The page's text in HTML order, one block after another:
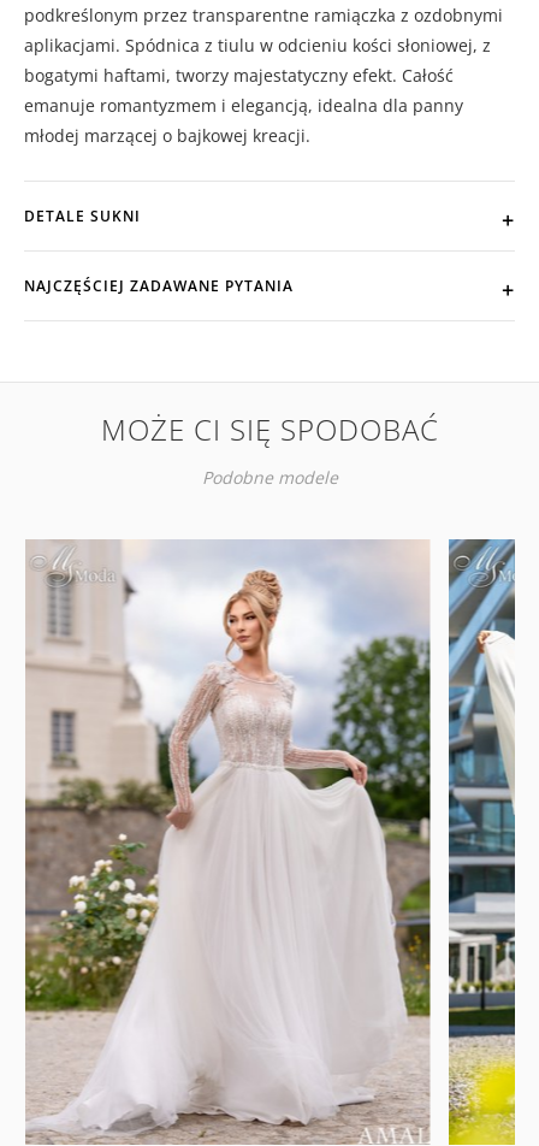
podkreślonym przez transparentne ramiączka z ozdobnymi
aplikacjami. Spódnica z tiulu w odcieniu kości słoniowej, z
bogatymi haftami, tworzy majestatyczny efekt. Całość
emanuje romantyzmem i elegancją, idealna dla panny
młodej marzącej o bajkowej kreacji.
DETALE SUKNI
NAJCZĘŚCIEJ ZADAWANE PYTANIA
MOŻE CI SIĘ SPODOBAĆ
Podobne modele